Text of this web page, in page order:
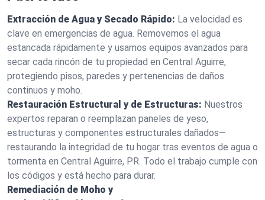
Extracción de Agua y Secado Rápido: La velocidad es
clave en emergencias de agua. Removemos el agua
estancada rápidamente y usamos equipos avanzados para
secar cada rincón de tu propiedad en Central Aguirre,
protegiendo pisos, paredes y pertenencias de daños
continuos y moho.
Restauración Estructural y de Estructuras: Nuestros
expertos reparan o reemplazan paneles de yeso,
estructuras y componentes estructurales dañados—
restaurando la integridad de tu hogar tras eventos de agua o
tormenta en Central Aguirre, PR. Todo el trabajo cumple con
los códigos y está hecho para durar.
Remediación de Moho y